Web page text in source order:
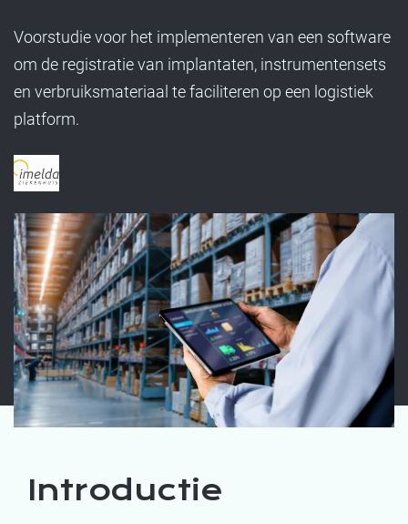
Voorstudie voor het implementeren van een software
om de registratie van implantaten, instrumentensets
en verbruiksmateriaal te faciliteren op een logistiek
platform.
Introductie